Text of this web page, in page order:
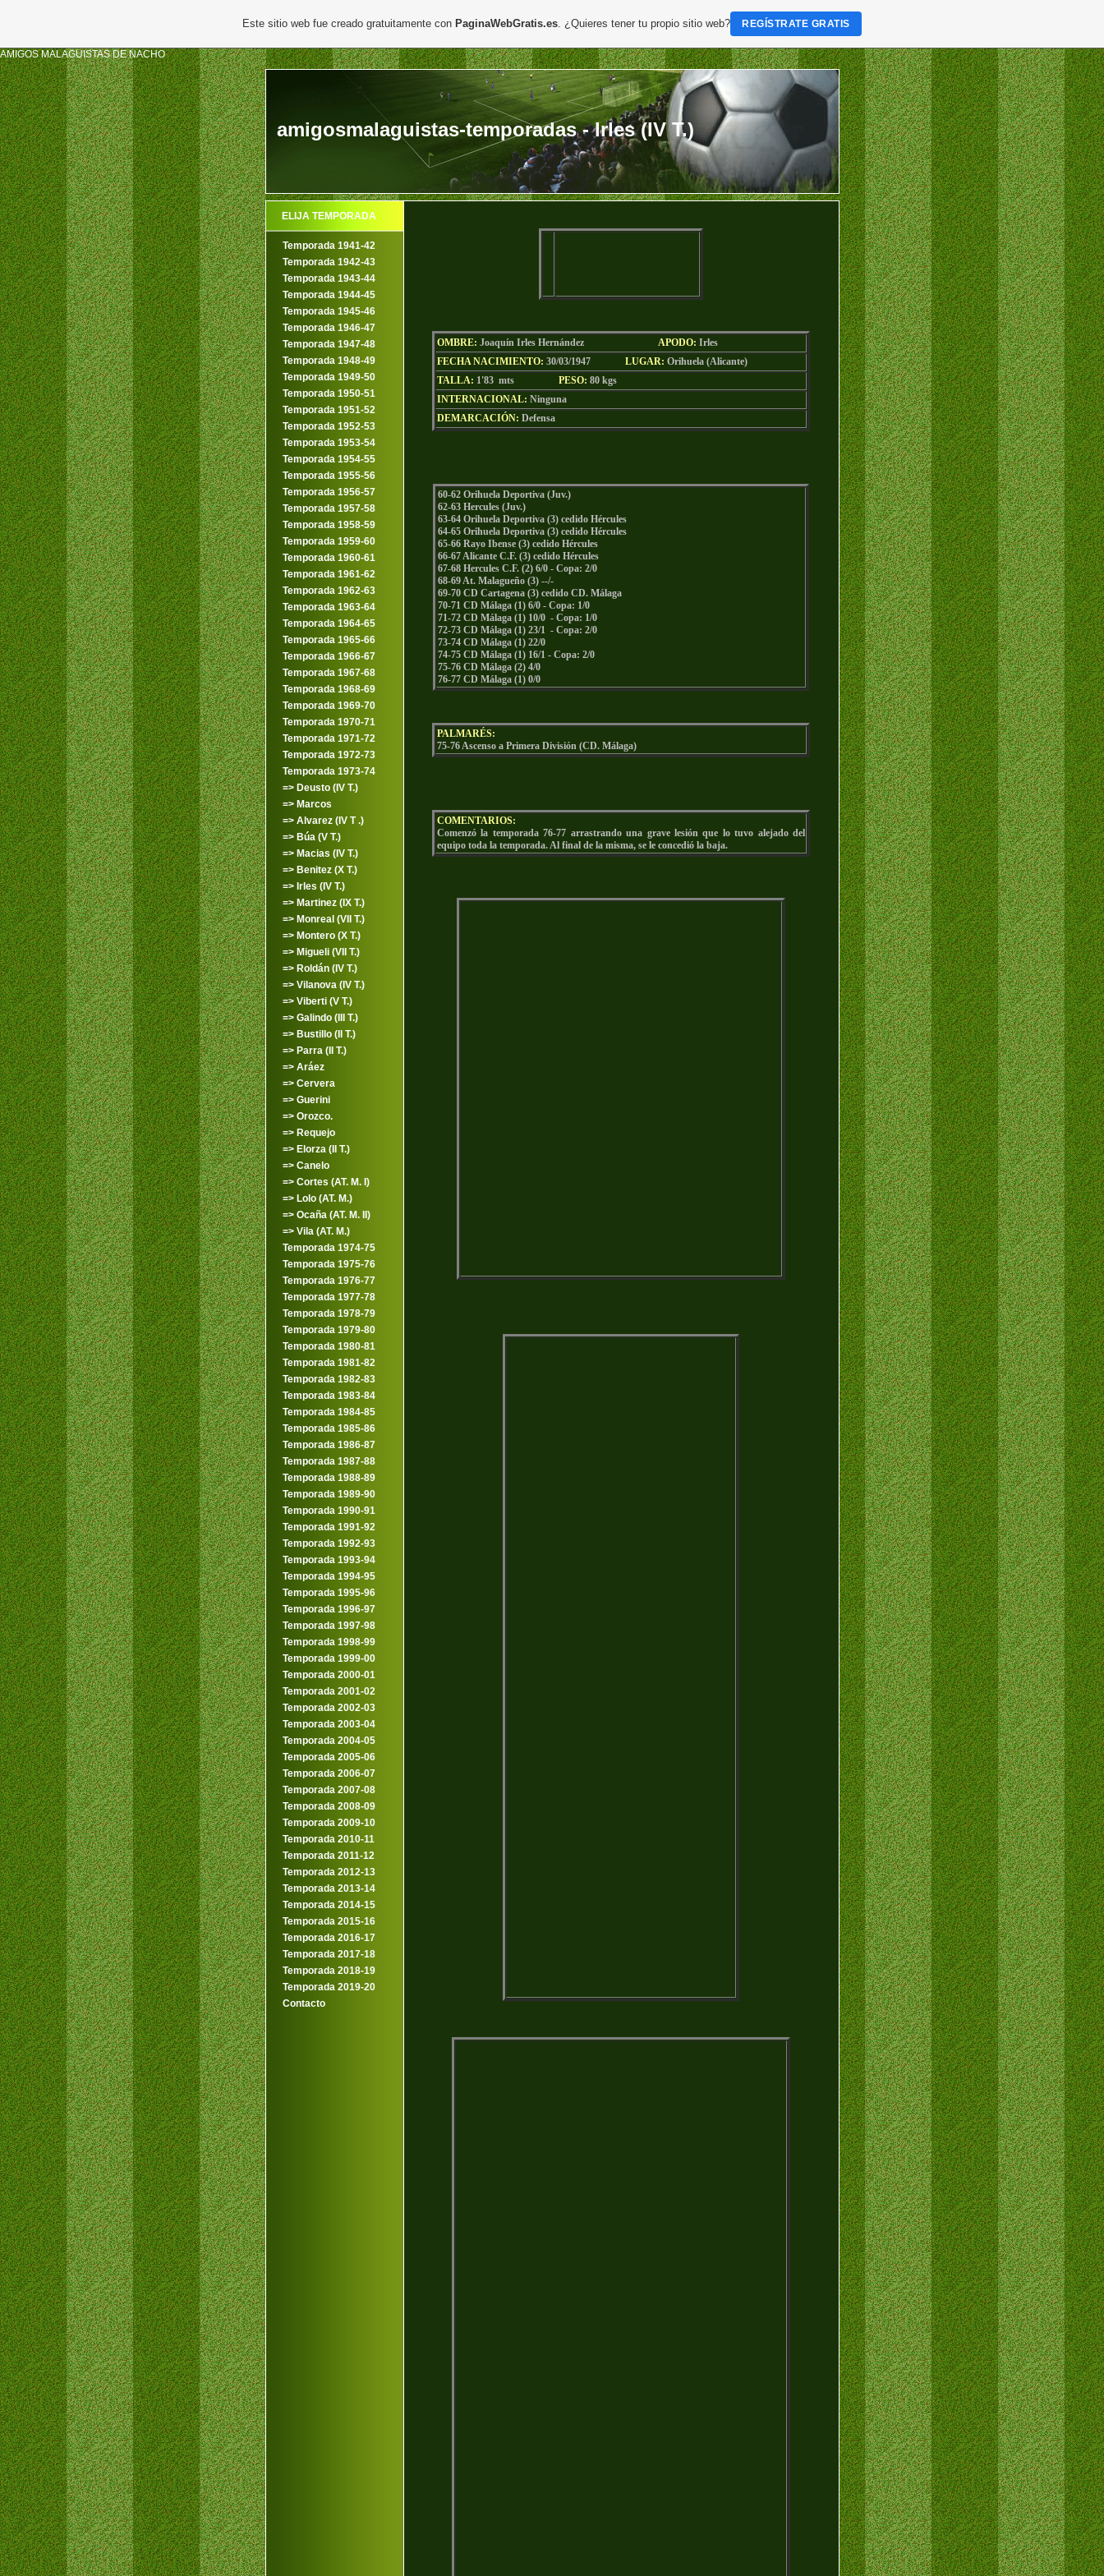
AMIGOS MALAGUISTAS DE NACHO
amigosmalaguistas-temporadas - Irles (IV T.)
ELIJA TEMPORADA
Temporada 1941-42
Temporada 1942-43
Temporada 1943-44
Temporada 1944-45
Temporada 1945-46
Temporada 1946-47
Temporada 1947-48
Temporada 1948-49
Temporada 1949-50
Temporada 1950-51
Temporada 1951-52
Temporada 1952-53
Temporada 1953-54
Temporada 1954-55
Temporada 1955-56
Temporada 1956-57
Temporada 1957-58
Temporada 1958-59
Temporada 1959-60
Temporada 1960-61
Temporada 1961-62
Temporada 1962-63
Temporada 1963-64
Temporada 1964-65
Temporada 1965-66
Temporada 1966-67
Temporada 1967-68
Temporada 1968-69
Temporada 1969-70
Temporada 1970-71
Temporada 1971-72
Temporada 1972-73
Temporada 1973-74
=> Deusto (IV T.)
=> Marcos
=> Alvarez (IV T .)
=> Búa (V T.)
=> Macias (IV T.)
=> Benitez (X T.)
=> Irles (IV T.)
=> Martinez (IX T.)
=> Monreal (VII T.)
=> Montero (X T.)
=> Migueli (VII T.)
=> Roldán (IV T.)
=> Vilanova (IV T.)
=> Viberti (V T.)
=> Galindo (III T.)
=> Bustillo (II T.)
=> Parra (II T.)
=> Aráez
=> Cervera
=> Guerini
=> Orozco.
=> Requejo
=> Elorza (II T.)
=> Canelo
=> Cortes (AT. M. I)
=> Lolo (AT. M.)
=> Ocaña (AT. M. II)
=> Vila (AT. M.)
Temporada 1974-75
Temporada 1975-76
Temporada 1976-77
Temporada 1977-78
Temporada 1978-79
Temporada 1979-80
Temporada 1980-81
Temporada 1981-82
Temporada 1982-83
Temporada 1983-84
Temporada 1984-85
Temporada 1985-86
Temporada 1986-87
Temporada 1987-88
Temporada 1988-89
Temporada 1989-90
Temporada 1990-91
Temporada 1991-92
Temporada 1992-93
Temporada 1993-94
Temporada 1994-95
Temporada 1995-96
Temporada 1996-97
Temporada 1997-98
Temporada 1998-99
Temporada 1999-00
Temporada 2000-01
Temporada 2001-02
Temporada 2002-03
Temporada 2003-04
Temporada 2004-05
Temporada 2005-06
Temporada 2006-07
Temporada 2007-08
Temporada 2008-09
Temporada 2009-10
Temporada 2010-11
Temporada 2011-12
Temporada 2012-13
Temporada 2013-14
Temporada 2014-15
Temporada 2015-16
Temporada 2016-17
Temporada 2017-18
Temporada 2018-19
Temporada 2019-20
Contacto
OMBRE: Joaquín Irles Hernández APODO: Irles
FECHA NACIMIENTO: 30/03/1947 LUGAR: Orihuela (Alicante)
TALLA: 1'83 mts PESO: 80 kgs
INTERNACIONAL: Ninguna
DEMARCACIÓN: Defensa
60-62 Orihuela Deportiva (Juv.)
62-63 Hercules (Juv.)
63-64 Orihuela Deportiva (3) cedido Hércules
64-65 Orihuela Deportiva (3) cedido Hércules
65-66 Rayo Ibense (3) cedido Hércules
66-67 Alicante C.F. (3) cedido Hércules
67-68 Hercules C.F. (2) 6/0 - Copa: 2/0
68-69 At. Malagueño (3) --/-
69-70 CD Cartagena (3) cedido CD. Málaga
70-71 CD Málaga (1) 6/0 - Copa: 1/0
71-72 CD Málaga (1) 10/0 - Copa: 1/0
72-73 CD Málaga (1) 23/1 - Copa: 2/0
73-74 CD Málaga (1) 22/0
74-75 CD Málaga (1) 16/1 - Copa: 2/0
75-76 CD Málaga (2) 4/0
76-77 CD Málaga (1) 0/0
PALMARÉS:
75-76 Ascenso a Primera División (CD. Málaga)
COMENTARIOS:
Comenzó la temporada 76-77 arrastrando una grave lesión que lo tuvo alejado del
equipo toda la temporada. Al final de la misma, se le concedió la baja.
Este sitio web fue creado gratuitamente con PaginaWebGratis.es. ¿Quieres tener tu propio sitio web? REGÍSTRATE GRATIS